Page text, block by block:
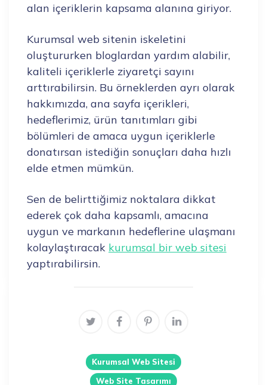
alan içeriklerin kapsama alanına giriyor.
Kurumsal web sitenin iskeletini
oluştururken bloglardan yardım alabilir,
kaliteli içeriklerle ziyaretçi sayını
arttırabilirsin. Bu örneklerden ayrı olarak
hakkımızda, ana sayfa içerikleri,
hedeflerimiz, ürün tanıtımları gibi
bölümleri de amaca uygun içeriklerle
donatırsan istediğin sonuçları daha hızlı
elde etmen mümkün.
Sen de belirttiğimiz noktalara dikkat
ederek çok daha kapsamlı, amacına
uygun ve markanın hedeflerine ulaşmanı
kolaylaştıracak kurumsal bir web sitesi
yaptırabilirsin.
Kurumsal Web Sitesi
Web Site Tasarımı